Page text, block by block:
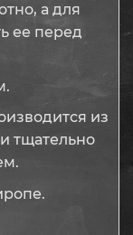
а для
ее перед
из
тщательно